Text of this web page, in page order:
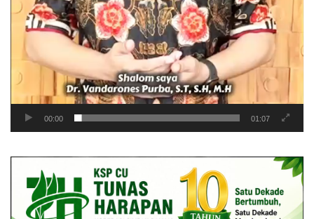
00:00 01:07